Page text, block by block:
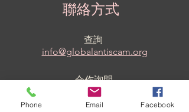
聯絡方式
查詢
info@globalantiscam.org
合作詢問
partnership@globalantiscam.org
Phone Email Facebook